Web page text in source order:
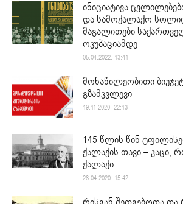
ინიციატივა
და სამოქალაქო
მაგალითები
ოკუპაციამდე
05.04.2022. 13:41
მონაწილეობითი
გზამკვლევი
19.11.2020. 22:13
145 წლის წინ
ქალაქის თავი – კაცი,
ქალაქი...
28.04.2020. 15:42